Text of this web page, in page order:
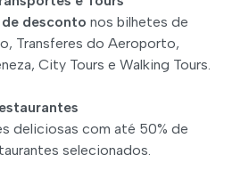
de desconto nos bilhetes de
Transferes do Aeroporto,
City Tours e Walking Tours.
deliciosas com até 50% de
selecionados.